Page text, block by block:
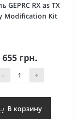
GEPRC RX as TX
Modification Kit
655 грн.
- +
В корзину